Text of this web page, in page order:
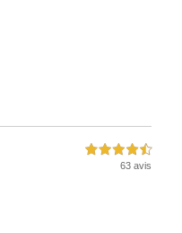
4,5 étoiles sur 5
63 avis